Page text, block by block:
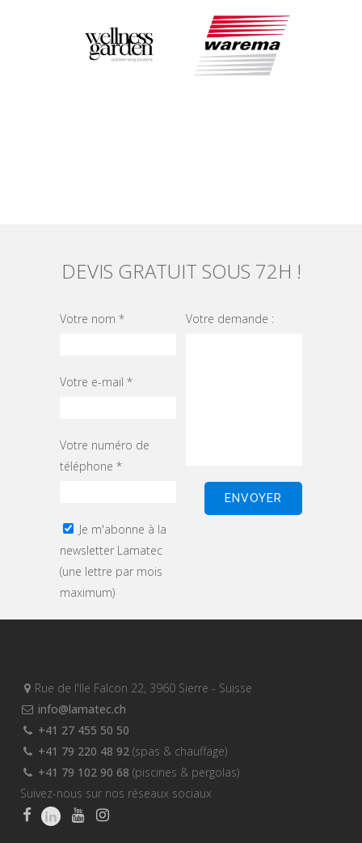
DEVIS GRATUIT SOUS 72H !
Votre nom *
Votre e-mail *
Votre numéro de
téléphone *
Je m'abonne à la
newsletter Lamatec
(une lettre par mois
maximum)
Votre demande :
Rue de l'Ile Falcon 22, 3960 Sierre - Suisse
info@lamatec.ch
+41 27 455 50 50
+41 79 220 48 92 (spas & chauffage)
+41 79 102 90 68 (piscines & pergolas)
Suivez-nous sur nos réseaux sociaux